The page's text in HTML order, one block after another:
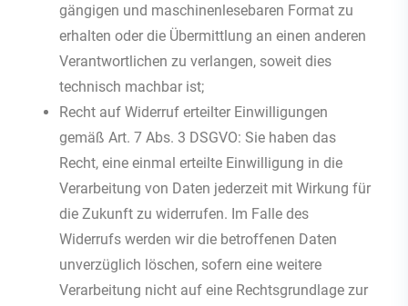
gängigen und maschinenlesebaren Format zu
erhalten oder die Übermittlung an einen anderen
Verantwortlichen zu verlangen, soweit dies
technisch machbar ist;
Recht auf Widerruf erteilter Einwilligungen
gemäß Art. 7 Abs. 3 DSGVO: Sie haben das
Recht, eine einmal erteilte Einwilligung in die
Verarbeitung von Daten jederzeit mit Wirkung für
die Zukunft zu widerrufen. Im Falle des
Widerrufs werden wir die betroffenen Daten
unverzüglich löschen, sofern eine weitere
Verarbeitung nicht auf eine Rechtsgrundlage zur